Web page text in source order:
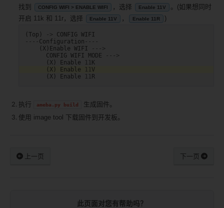
找到
CONFIG WIFI > ENABLE WIFI ，选择 Enable 11V
。(如果想同时
开启 11k 和 11r，选择
Enable 11V ， Enable 11R )
Top ) -> CONFIG WIFI
---- Configuration ----
X ) Enable WIFI
--->
CONFIG WIFI MODE
--->
X ) Enable 11 K
X ) Enable 11V
X ) Enable 11 R
执行 ameba.py build
生成固件。
使用 image tool 下载固件到开发板。
下一页
上一页
此页面对您有帮助吗？